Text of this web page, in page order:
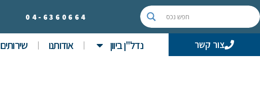
04- 6360664
צור קשר נדל"ן ביוון אודותנו שירותים